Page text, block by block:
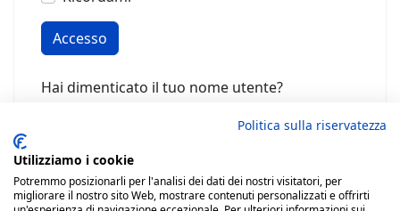
Accesso
Hai dimenticato il tuo nome utente?
Politica sulla riservatezza
Utilizziamo i cookie
Potremmo posizionarli per l'analisi dei dati dei nostri visitatori, per
migliorare il nostro sito Web, mostrare contenuti personalizzati e offrirti